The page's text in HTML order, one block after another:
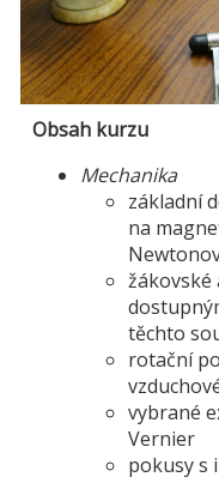
Obsah kurzu
Mechanika
základní
na
žákovské
těchto
rotační
vybrané
Vernier
pokusy s